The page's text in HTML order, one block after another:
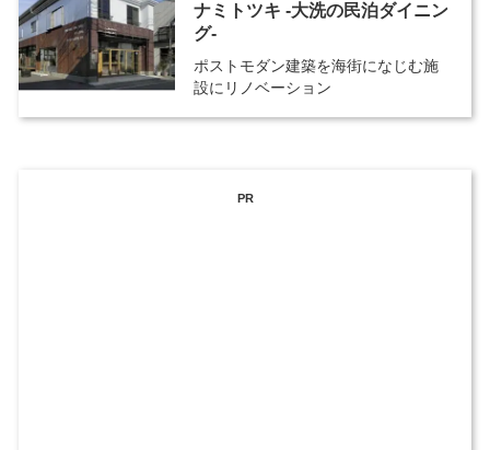
ナミトツキ -大洗の民泊ダイニン
グ-
ポストモダン建築を海街になじむ施
設にリノベーション
PR